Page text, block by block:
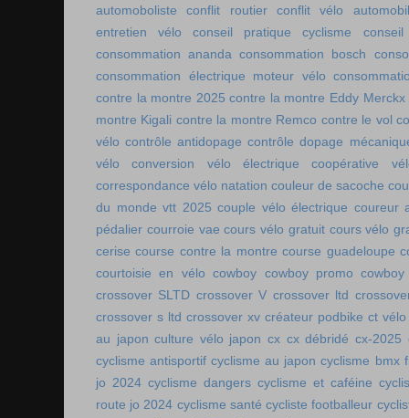
automoboliste
conflit routier
conflit vélo
entretien vélo
conseil pratique cyclisme
consommation ananda consommation bosch
consommation électrique moteur vélo
contre la montre 2025 contre la montre Eddy Merckx
montre Kigali contre la montre Remco contre le vol
vélo contrôle antidopage contrôle dopage
vélo
conversion vélo électrique
coopérative
correspondance vélo natation couleur de sacoche
du monde vtt 2025 couple vélo électrique coureur
pédalier courroie vae cours vélo gratuit cours vélo
cerise course contre la montre course guadeloupe
courtoisie en vélo cowboy cowboy promo
crossover SLTD crossover V crossover ltd
crossover s ltd crossover xv créateur podbike ct vélo
au japon culture vélo japon cx cx débridé cx-2025
cyclisme antisportif cyclisme au japon cyclisme bmx
jo 2024 cyclisme dangers cyclisme et caféine
route jo 2024 cyclisme santé cycliste footballeur